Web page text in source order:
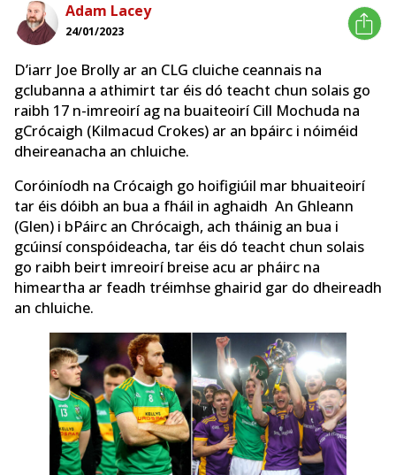
Adam Lacey
24/01/2023
D’iarr Joe Brolly ar an CLG cluiche ceannais na
gclubanna a athimirt tar éis dó teacht chun solais go
raibh 17 n-imreoirí ag na buaiteoirí Cill Mochuda na
gCrócaigh (Kilmacud Crokes) ar an bpáirc i nóiméid
dheireanacha an chluiche.
Coróiníodh na Crócaigh go hoifigiúil mar bhuaiteoirí
tar éis dóibh an bua a fháil in aghaidh An Ghleann
(Glen) i bPáirc an Chrócaigh, ach tháinig an bua i
gcúinsí conspóideacha, tar éis dó teacht chun solais
go raibh beirt imreoirí breise acu ar pháirc na
himeartha ar feadh tréimhse ghairid gar do dheireadh
an chluiche.